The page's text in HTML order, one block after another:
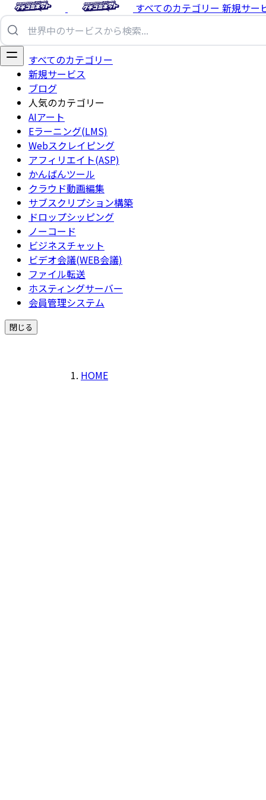
すべてのカテゴリー 新規サー
すべてのカテゴリー
新規サービス
ブログ
人気のカテゴリー
AIアート
Eラーニング(LMS)
Webスクレイピング
アフィリエイト(ASP)
かんばんツール
クラウド動画編集
サブスクリプション構築
ドロップシッピング
ノーコード
ビジネスチャット
ビデオ会議(WEB会議)
ファイル転送
ホスティングサーバー
会員管理システム
閉じる
HOME